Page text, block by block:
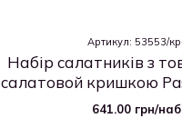
Артикул: 53553/
Набір салатників з
салатовой кришкою
140 мм 6
641.00 грн/